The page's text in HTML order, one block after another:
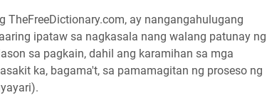
ay nangangahulugang
ipataw sa nagkasala nang walang patunay ng
sa pagkain, dahil ang karamihan sa mga
ka, bagama't, sa pamamagitan ng proseso ng